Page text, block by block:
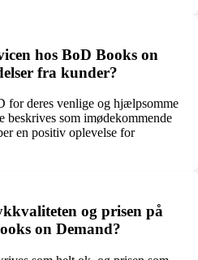
hos BoD Books on
fra kunder?
for deres venlige og hjælpsomme
beskrives som imødekommende
en positiv oplevelse for
og prisen på
on Demand?